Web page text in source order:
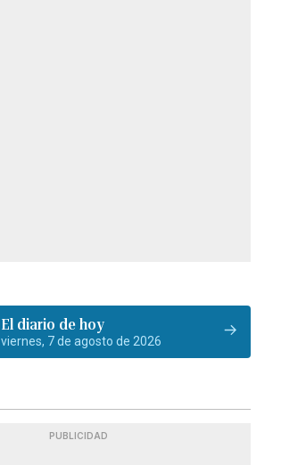
El diario de hoy
viernes, 7 de agosto de 2026
PUBLICIDAD